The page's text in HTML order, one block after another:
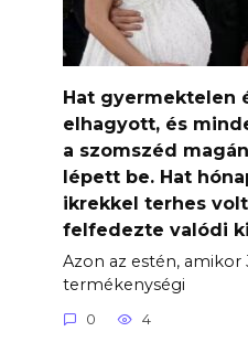
Hat gyermektelen
elhagyott, és
a szomszéd
lépett be. Hat
ikrekkel terhes
felfedezte valódi
Azon az estén, amikor
termékenységi
0 4